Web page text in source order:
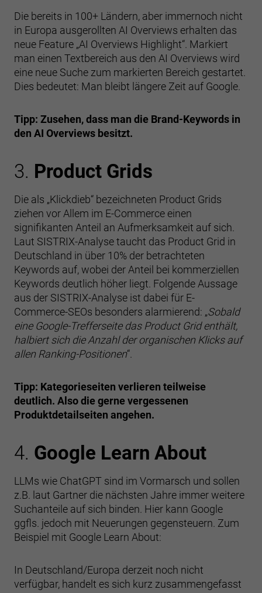
Die bereits in 100+ Ländern, aber immernoch nicht
in Europa ausgerollten AI Overviews erhalten das
neue Feature „AI Overviews Highlight“. Markiert
man einen Textbereich aus den AI Overviews wird
eine neue Suche zum markierten Bereich gestartet.
Dies bedeutet: Man bleibt längere Zeit auf Google.
Tipp: Zusehen, dass man die Brand-Keywords in
den AI Overviews besitzt.
3. Product Grids
Die als „Klickdieb“ bezeichneten Product Grids
ziehen vor Allem im E-Commerce einen
signifikanten Anteil an Aufmerksamkeit auf sich.
Laut SISTRIX-Analyse taucht das Product Grid in
Deutschland in über 10% der betrachteten
Keywords auf, wobei der Anteil bei kommerziellen
Keywords deutlich höher liegt. Folgende Aussage
aus der SISTRIX-Analyse ist dabei für E-
Commerce-SEOs besonders alarmierend: „Sobald
eine Google-Trefferseite das Product Grid enthält,
halbiert sich die Anzahl der organischen Klicks auf
allen Ranking-Positionen“.
Tipp: Kategorieseiten verlieren teilweise
deutlich. Also die gerne vergessenen
Produktdetailseiten angehen.
4. Google Learn About
LLMs wie ChatGPT sind im Vormarsch und sollen
z.B. laut Gartner die nächsten Jahre immer weitere
Suchanteile auf sich binden. Hier kann Google
ggfls. jedoch mit Neuerungen gegensteuern. Zum
Beispiel mit Google Learn About:
In Deutschland/Europa derzeit noch nicht
verfügbar, handelt es sich kurz zusammengefasst